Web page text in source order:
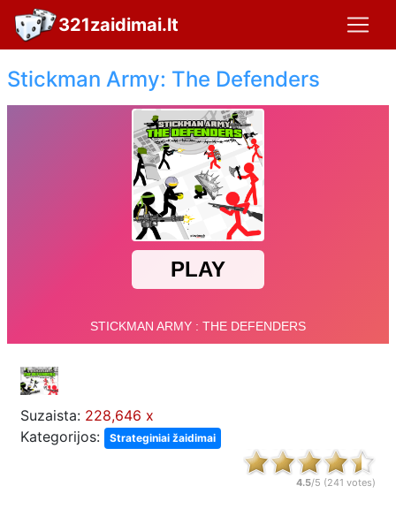
321zaidimai.lt
Stickman Army: The Defenders
Suzaista: 228,646 x
Kategorijos:
Strateginiai žaidimai
4.5/5 (241 votes)